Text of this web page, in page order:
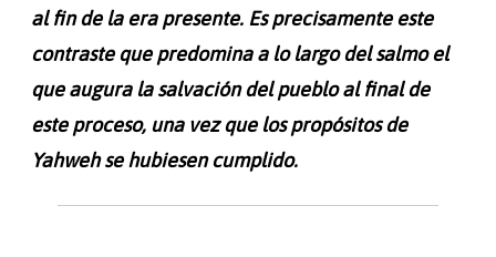
al fin de la era presente. Es precisamente este
contraste que predomina a lo largo del salmo el
que augura la salvación del pueblo al final de
este proceso, una vez que los propósitos de
Yahweh se hubiesen cumplido.